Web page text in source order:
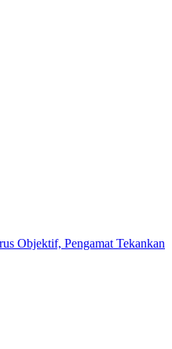
Objektif, Pengamat Tekankan